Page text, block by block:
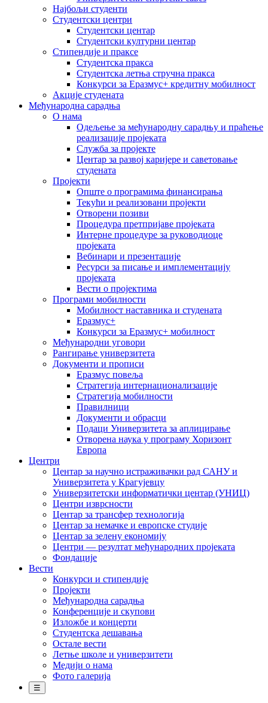
Најбољи студенти
Студентски центри
Студентски центар
Студентски културни центар
Стипендије и праксе
Студентска пракса
Студентска летња стручна пракса
Конкурси за Еразмус+ кредитну мобилност
Акције студената
Међународна сарадња
О нама
Одељење за међународну сарадњу и праћење
реализације пројеката
Служба за пројекте
Центар за развој каријере и саветовање
студената
Пројекти
Опште о програмима финансирања
Текући и реализовани пројекти
Отворени позиви
Процедура претпријаве пројеката
Интерне процедуре за руководиоце
пројеката
Вебинари и презентације
Ресурси за писање и имплементацију
пројеката
Вести о пројектима
Програми мобилности
Мобилност наставника и студената
Еразмус+
Конкурси за Еразмус+ мобилност
Међународни уговори
Рангирање универзитета
Документи и прописи
Еразмус повеља
Стратегија интернационализације
Стратегија мобилности
Правилници
Документи и обрасци
Подаци Универзитета за аплицирање
Отворена наука у програму Хоризонт
Европа
Центри
Центар за научно истраживачки рад САНУ и
Универзитета у Крагујевцу
Универзитетски информатички центар (УНИЦ)
Центри изврсности
Центар за трансфер технологија
Центар за немачке и европске студије
Центар за зелену економију
Центри — резултат међународних пројеката
Фондације
Вести
Конкурси и стипендије
Пројекти
Међународна сарадња
Конференције и скупови
Изложбе и концерти
Студентска дешавања
Остале вести
Летње школе и универзитети
Медији о нама
Фото галерија
☰